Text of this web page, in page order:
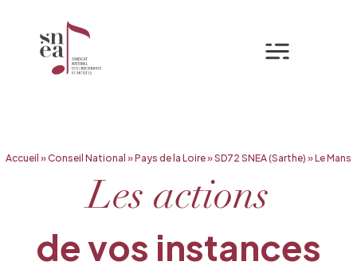
Aller
Accueil »Conseil National »Pays de la Loire»SD72 SNEA (Sarthe) »Le Mans
Les actions
de vos instances